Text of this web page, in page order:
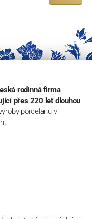
rodinná firma
přes 220 let dlouhou
porcelánu v